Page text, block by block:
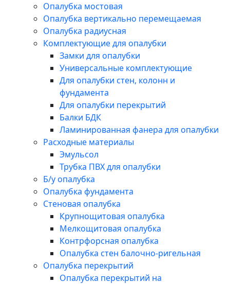
Опалубка мостовая
Опалубка вертикально перемещаемая
Опалубка радиусная
Комплектующие для опалубки
Замки для опалубки
Универсальные комплектующие
Для опалубки стен, колонн и
фундамента
Для опалубки перекрытий
Балки БДК
Ламинированная фанера для опалубки
Расходные материалы
Эмульсол
Трубка ПВХ для опалубки
Б/у опалубка
Опалубка фундамента
Стеновая опалубка
Крупнощитовая опалубка
Мелкощитовая опалубка
Контрфорсная опалубка
Опалубка стен балочно-ригельная
Опалубка перекрытий
Опалубка перекрытий на